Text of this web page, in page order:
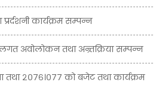
कार्यक्रम सम्पन्न
अवोलोकन तथा अन्र्तक्रिया सम्पन्न
तथा २०७६।०७७ को बजेट तथा कार्यक्रम